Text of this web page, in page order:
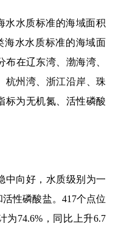
水水质标准的海域面积
海水水质标准的海域面
布在辽东湾、渤海湾、
杭州湾、浙江沿岸、珠
标为无机氮、活性磷酸
中向好，水质级别为一
性磷酸盐。417个点位
为74.6%，同比上升6.7